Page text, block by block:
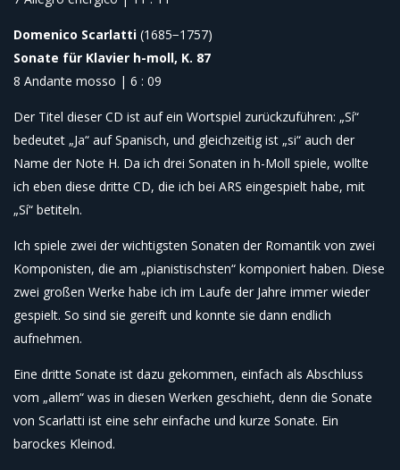
Domenico Scarlatti (1685−1757)
Sonate für Klavier h-moll, K. 87
8 Andante mosso | 6 : 09
Der Titel dieser CD ist auf ein Wortspiel zurückzuführen: „Sí“
bedeutet „Ja“ auf Spanisch, und gleichzeitig ist „si“ auch der
Name der Note H. Da ich drei Sonaten in h-Moll spiele, wollte
ich eben diese dritte CD, die ich bei ARS eingespielt habe, mit
„Sí“ betiteln.
Ich spiele zwei der wichtigsten Sonaten der Romantik von zwei
Komponisten, die am „pianistischsten“ komponiert haben. Diese
zwei großen Werke habe ich im Laufe der Jahre immer wieder
gespielt. So sind sie gereift und konnte sie dann endlich
aufnehmen.
Eine dritte Sonate ist dazu gekommen, einfach als Abschluss
vom „allem“ was in diesen Werken geschieht, denn die Sonate
von Scarlatti ist eine sehr einfache und kurze Sonate. Ein
barockes Kleinod.